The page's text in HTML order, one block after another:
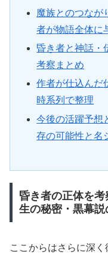
魔族とのつなが
者が物語全体に
昏き者と神話・
考察まとめ
作者が仕込んだ
時系列で整理
今後の活躍予想
存の可能性と名
昏き者の正体を
生の秘密・黒幕説
ここからはさらに深